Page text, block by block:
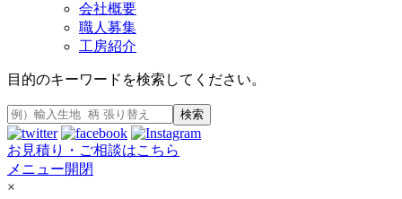
会社概要
職人募集
工房紹介
目的のキーワードを検索してください。
検索
お見積り・ご相談はこちら
メニュー開閉
×